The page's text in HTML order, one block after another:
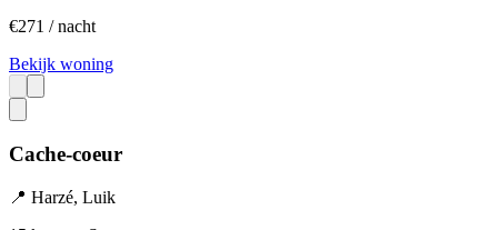
€271 / nacht
Bekijk woning
Cache-coeur
📍 Harzé, Luik